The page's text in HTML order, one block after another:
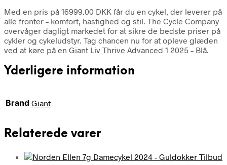
Med en pris på 16999.00 DKK får du en cykel, der leverer på
alle fronter – komfort, hastighed og stil. The Cycle Company
overvåger dagligt markedet for at sikre de bedste priser på
cykler og cykeludstyr. Tag chancen nu for at opleve glæden
ved at køre på en Giant Liv Thrive Advanced 1 2025 – Blå.
Yderligere information
Brand Giant
Relaterede varer